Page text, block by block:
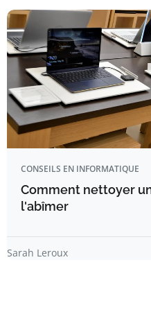
CONSEILS EN INFORMATIQUE
Comment nettoyer
l'abîmer
Sarah Leroux